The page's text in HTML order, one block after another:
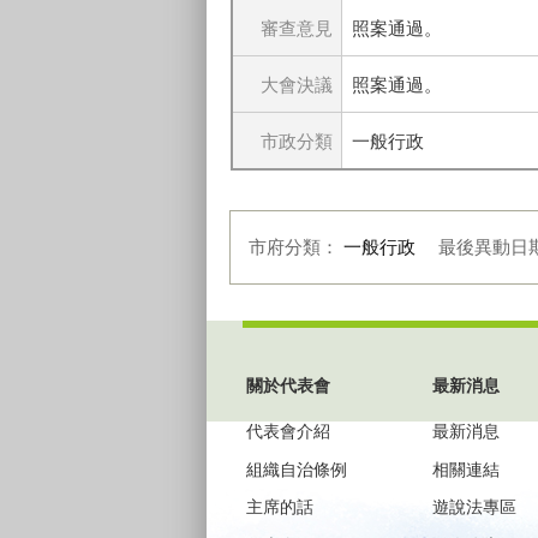
審查意見 照案通過。
大會決議 照案通過。
市政分類 一般行政
市府分類： 一般行政 最後異動日
關於代表會
代表會介紹
組織自治條例
主席的話
最新消息
最新消息
相關連結
遊說法專區